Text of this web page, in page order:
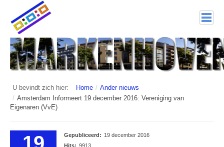
home
Markenhoven
Documenten
Interessante links
U bevindt zich hier: Home / Ander nieuws
/ Amsterdam Informeert 19 december 2016: Vereniging van
Eigenaren (VvE)
Gepubliceerd: 19 december 2016
Hits: 9913